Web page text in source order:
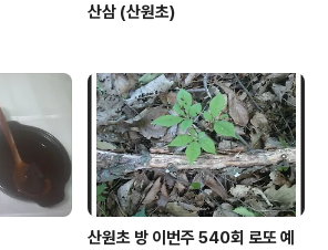
산삼 (산원초)
산원초 방 이번주 540회 로또 예